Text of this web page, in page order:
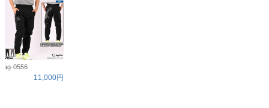
ag-0556
11,000円